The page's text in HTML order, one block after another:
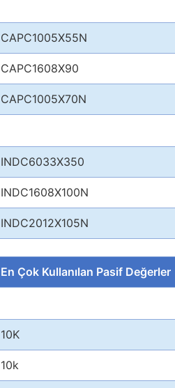
CAPC1005X55N
CAPC1608X90
CAPC1005X70N
INDC6033X350
INDC1608X100N
INDC2012X105N
En Çok Kullanılan Pasif Değerler
10K
10k